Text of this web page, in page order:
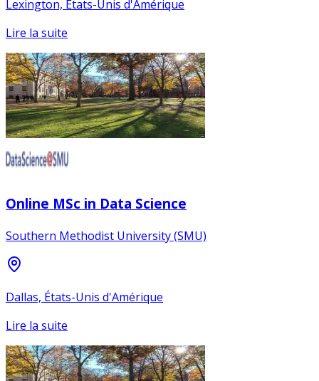
Lexington, États-Unis d'Amérique
Lire la suite
Online MSc in Data Science
Southern Methodist University (SMU)
Dallas, États-Unis d'Amérique
Lire la suite